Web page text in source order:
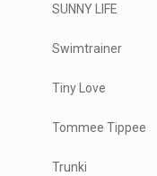
SUNNY LIFE
Swimtrainer
Tiny Love
Tommee Tippee
Trunki